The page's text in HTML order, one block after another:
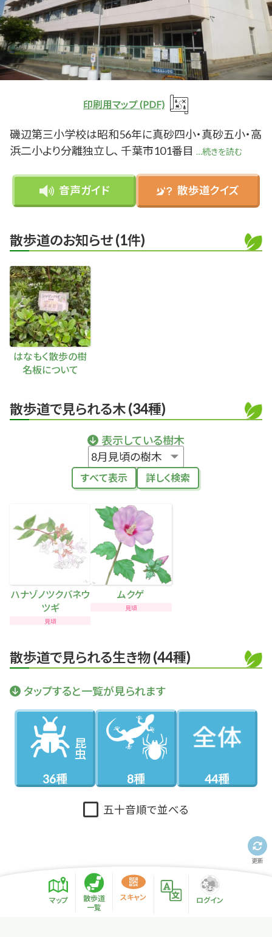
印刷用マップ (PDF)
磯辺第三小学校は昭和56年に真砂四小・真砂五小・高
浜二小より分離独立し、 千葉市101番目
続きを読む
音声ガイド 散歩道クイズ
散歩道のお知らせ (1件)
はなもく散歩の樹
名板について
散歩道で見られる木 (34種)
表示している樹木
すべて表示 詳しく検索
ハナゾノツクバネウ
ツギ
見頃
ムクゲ
見頃
散歩道で見られる生き物 (44種)
タップすると一覧が見られます
昆虫
36種 8種 44種
五十音順で並べる
更新
マップ
散歩道
一覧
スキャン ログイン
散歩道紹介ページ
緑地紹介情報